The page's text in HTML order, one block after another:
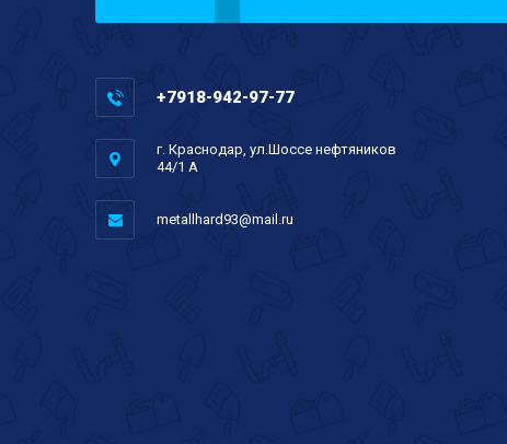
+7918-942-97-77
г. Краснодар, ул.Шоссе нефтяников
44/1 А
metallhard93@mail.ru